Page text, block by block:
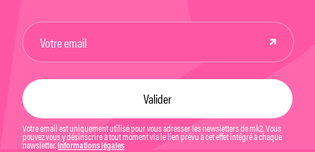
Votre email est uniquement utilisé pour vous adresser les newsletters de mk2. Vous
pouvez vous y désinscrire à tout moment via le lien prévu à cet effet intégré à chaque
newsletter. Informations légales